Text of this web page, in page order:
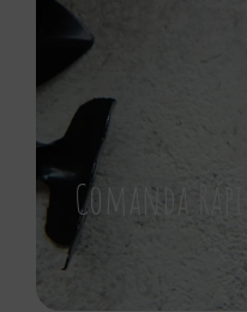
Comanda Rápida